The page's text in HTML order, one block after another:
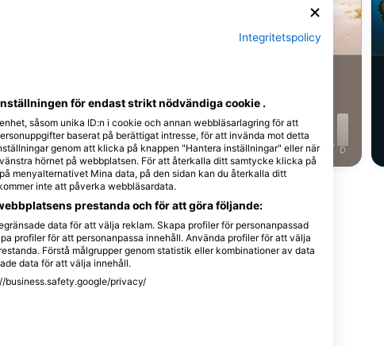
F M A M J J A S O N D
Grön Sköldpadda
J F M A M J J A S O D
Integritetspolicy
för endast strikt nödvändiga cookie .
såsom unika ID:n i cookie och annan webbläsarlagring för att
baserat på berättigat intresse, för att invända mot detta
genom att klicka på knappen "Hantera inställningar" eller när
hörnet på webbplatsen. För att återkalla ditt samtycke klicka på
menyalternativet Mina data, på den sidan kan du återkalla ditt
inte att påverka webbläsardata.
prestanda och för att göra följande:
data för att välja reklam. Skapa profiler för personanpassad
profiler för att personanpassa innehåll. Använda profiler för att välja
Förstå målgrupper genom statistik eller kombinationer av data
data för att välja innehåll.
business.safety.google/privacy/